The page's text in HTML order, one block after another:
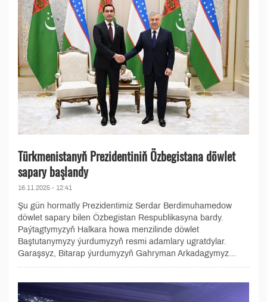
Türkmenistanyň Prezidentiniň Özbegistana döwlet
sapary başlandy
16.11.2025 - 12:41
Şu gün hormatly Prezidentimiz Serdar Berdimuhamedow
döwlet sapary bilen Özbegistan Respublikasyna bardy.
Paýtagtymyzyň Halkara howa menzilinde döwlet
Baştutanymyzy ýurdumyzyň resmi adamlary ugratdylar.
Garaşsyz, Bitarap ýurdumyzyň Gahryman Arkadagymyz...